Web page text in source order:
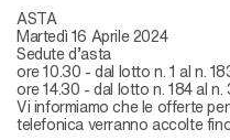
ASTA
Martedì 16 Aprile 2024
Sedute d’asta
ore 10.30 - dal lotto n. 1 al n.
ore 14.30 - dal lotto n. 184 al n.
Vi informiamo che le offerte
telefonica verranno accolte